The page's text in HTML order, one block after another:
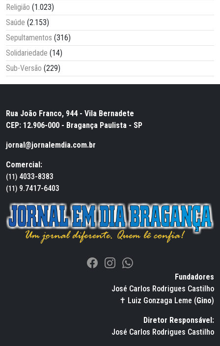
Religião (1.023)
Saúde (2.153)
Sepultamentos (316)
Solidariedade (14)
Sub-Versão (229)
Rua João Franco, 944 - Vila Bernadete
CEP: 12.906-000 - Bragança Paulista - SP
jornal@jornalemdia.com.br
Comercial:
(11) 4033-8383
(11) 9.7417-6403
Fundadores
José Carlos Rodrigues Castilho
✝ Luiz Gonzaga Leme (Gino)
Diretor Responsável:
José Carlos Rodrigues Castilho